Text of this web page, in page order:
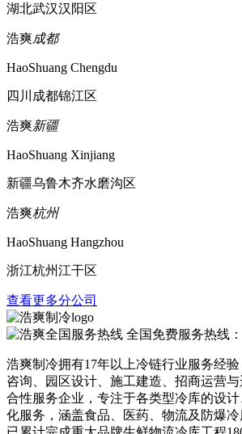
湖北武汉汉阳区
浩爽成都
HaoShuang Chengdu
四川成都锦江区
浩爽新疆
HaoShuang Xinjiang
新疆乌鲁木齐水磨沟区
浩爽杭州
HaoShuang Hangzhou
浙江杭州江干区
查看更多分公司
全国免费服务热线：
浩爽制冷拥有17年以上冷链行业服务经
咨询、园区设计、施工建造、招商运营
合性服务企业，专注于各类型冷库的设
化服务，涵盖食品、医药、物流及防爆冷